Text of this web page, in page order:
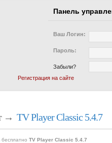
Панель
Ваш Логин:
Пароль:
Забыли?
Регистрация на сайте
→ TV Player Classic 5.4.7
бесплатно TV Player Classic 5.4.7